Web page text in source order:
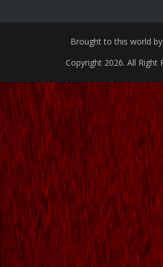
Brought to this world
Copyright 2026. All Right